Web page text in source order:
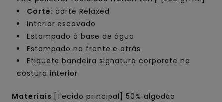
Corte: corte Relaxed
Interior escovado
Estampado à base de água
Estampado na frente e atrás
Etiqueta bandeira signature corporate na
costura interior
Materiais
[Tecido principal] 50% algodão